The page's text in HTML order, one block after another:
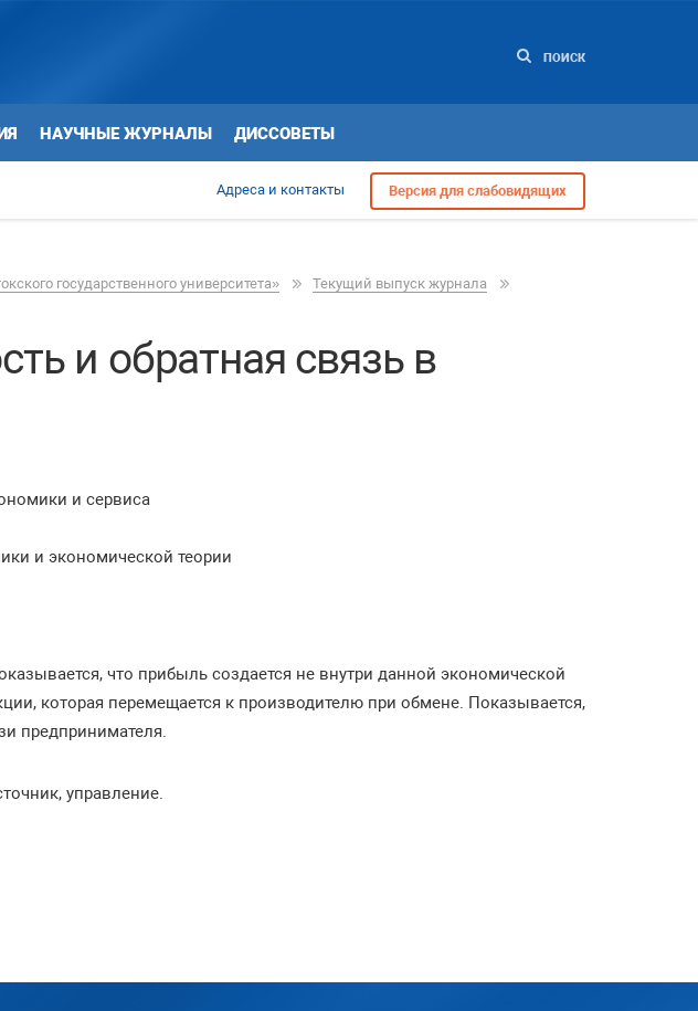
ПОИСК
НАУЧНЫЕ ЖУРНАЛЫ ДИССОВЕТЫ
Адреса и контакты Версия для слабовидящих
государственного университета»
Текущий выпуск журнала
и обратная связь в
и сервиса
и экономической теории
что прибыль создается не внутри данной экономической
которая перемещается к производителю при обмене. Показывается,
предпринимателя.
управление.